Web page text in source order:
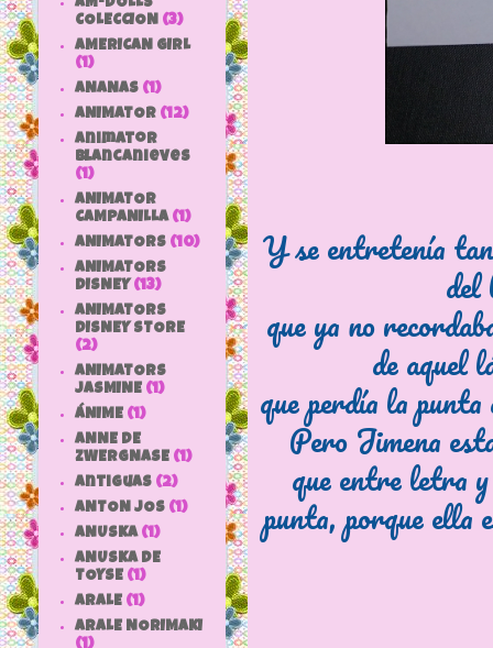
Y se entretenía
del
que ya no
de aquel
que perdía la
Pero Jimena
que entre letra
punta, porque
COLECCION (3)
AMERICAN GIRL
(1)
ANANAS (1)
ANIMATOR (12)
animator
blancanieves
(1)
ANIMATOR
CAMPANILLA (1)
ANIMATORS (10)
ANIMATORS
DISNEY (13)
ANIMATORS
DISNEY STORE
(2)
ANIMATORS
JASMINE (1)
ÁNIME (1)
ANNE DE
ZWERGNASE (1)
antiguas (2)
ANTON JOS (1)
ANUSKA (1)
ANUSKA DE
TOYSE (1)
ARALE (1)
ARALE NORIMAKI
(1)